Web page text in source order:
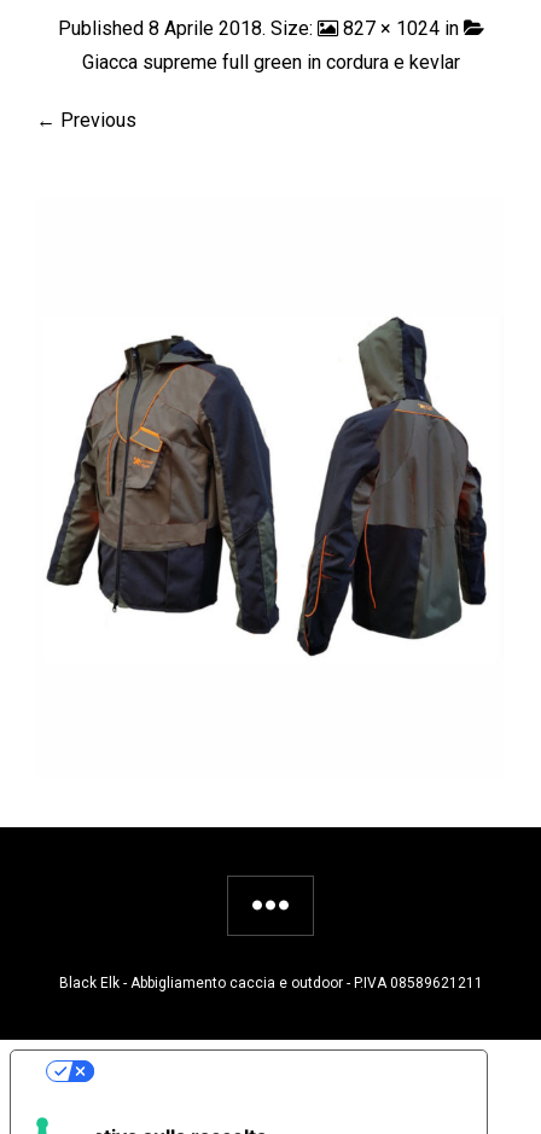
Published 8 Aprile 2018. Size: 827 × 1024in
Giacca supreme full green in cordura e kevlar
← Previous
Black Elk - Abbigliamento caccia e outdoor - P.IVA 08589621211
Le tue preferenze relative alla privacy